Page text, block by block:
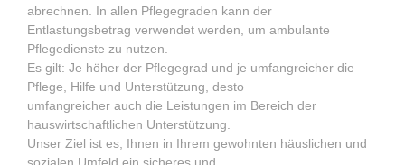
abrechnen. In allen Pflegegraden kann der
Entlastungsbetrag verwendet werden, um ambulante
Pflegedienste zu nutzen.
Es gilt: Je höher der Pflegegrad und je umfangreicher die
Pflege, Hilfe und Unterstützung, desto
umfangreicher auch die Leistungen im Bereich der
hauswirtschaftlichen Unterstützung.
Unser Ziel ist es, Ihnen in Ihrem gewohnten häuslichen und